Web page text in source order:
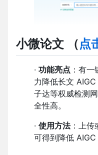
小微论文 （点
· 功能亮点 ：有
力降低长文
子达等权威检测
全性高。
· 使用方法：上传
可得到降低 AIGC